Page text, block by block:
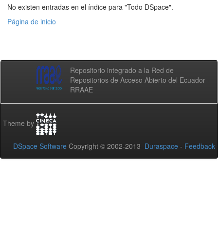
No existen entradas en el índice para "Todo DSpace".
Página de inicio
Repositorio integrado a la Red de
Repositorios de Acceso Abierto del Ecuador -
RRAAE
Theme by
DSpace Software Copyright © 2002-2013 Duraspace - Feedback